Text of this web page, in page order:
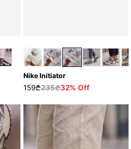
Nike Initiator
159₾235₾32% Off